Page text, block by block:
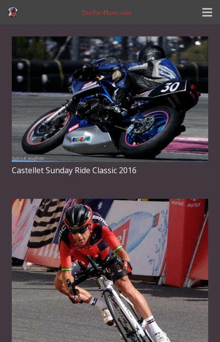
DocPat-Photo.com
Castellet Sunday Ride Classic 2016